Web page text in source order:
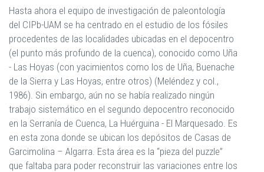
Hasta ahora el equipo de investigación de paleontología
del CIPb-UAM se ha centrado en el estudio de los fósiles
procedentes de las localidades ubicadas en el depocentro
(el punto más profundo de la cuenca), conocido como Uña
- Las Hoyas (con yacimientos como los de Uña, Buenache
de la Sierra y Las Hoyas, entre otros) (Meléndez y col.,
1986). Sin embargo, aún no se había realizado ningún
trabajo sistemático en el segundo depocentro reconocido
en la Serranía de Cuenca, La Huérguina - El Marquesado. Es
en esta zona donde se ubican los depósitos de Casas de
Garcimolina – Algarra. Esta área es la “pieza del puzzle”
que faltaba para poder reconstruir las variaciones entre los